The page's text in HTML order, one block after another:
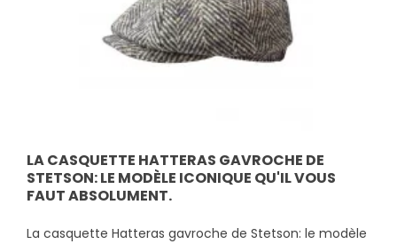
LA CASQUETTE HATTERAS GAVROCHE DE
STETSON: LE MODÈLE ICONIQUE QU'IL VOUS
FAUT ABSOLUMENT.
La casquette Hatteras gavroche de Stetson: le modèle